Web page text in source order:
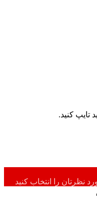
تایپ کنید.
نظرتان را انتخاب کنید